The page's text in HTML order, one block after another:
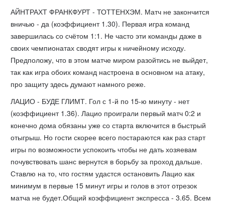
АЙНТРАХТ ФРАНКФУРТ - ТОТТЕНХЭМ. Матч не закончится
вничью - да (коэффициент 1.30). Первая игра команд
завершилась со счётом 1:1. Не часто эти команды даже в
своих чемпионатах сводят игры к ничейному исходу.
Предположу, что в этом матче миром разойтись не выйдет,
так как игра обоих команд настроена в основном на атаку,
про защиту здесь думают намного реже.
ЛАЦИО - БУДЕ ГЛИМТ. Гол с 1-й по 15-ю минуту - нет
(коэффициент 1.36). Лацио проиграли первый матч 0:2 и
конечно дома обязаны уже со старта включится в быстрый
отыгрыш. Но гости скорее всего постараются как раз старт
игры по возможности успокоить чтобы не дать хозяевам
почувствовать шанс вернутся в борьбу за проход дальше.
Ставлю на то, что гостям удастся остановить Лацио как
минимум в первые 15 минут игры и голов в этот отрезок
матча не будет.Общий коэффициент экспресса - 3.65. Всем